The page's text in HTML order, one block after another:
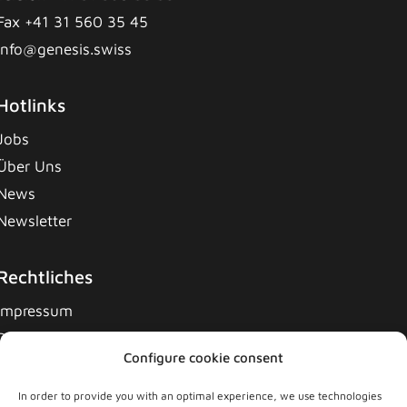
Configure cookie consent
In order to provide you with an optimal experience, we use technologies
+41 31 560 35 45
Uns
Geschäftsbedingungen